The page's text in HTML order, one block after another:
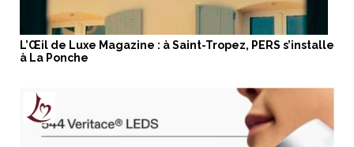
L’Œil de Luxe Magazine : à Saint-Tropez, PERS s’installe
à La Ponche